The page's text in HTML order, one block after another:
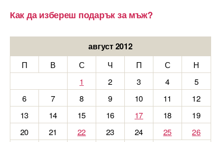
Как да избереш подарък за мъж?
август 2012
П
В С Ч П С
Н
1
2 3 4
5
6
7 8 9 10 11
12
13
14 15 16 17 18
19
20
21 22 23 24 25
26